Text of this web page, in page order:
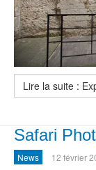
Lire la suite :
Safari
News 12 février